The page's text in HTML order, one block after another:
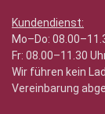
Kundendienst:
Mo–Do:
Fr: 08.00–11.30
Wir führen kein
Vereinbarung